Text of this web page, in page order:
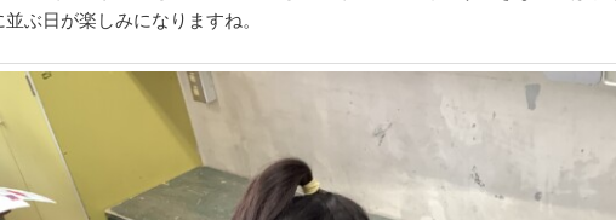
ぶ日が楽しみになりますね。